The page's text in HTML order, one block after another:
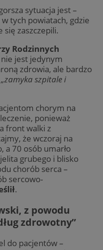
sytuacja jest –
tych powiatach, gdzie
zaszczepili.
Rodzinnych
jest jedynym
zdrowia, ale bardzo
„zamyka szpitale i
chorym na
ponieważ
front walki z
że wczoraj na
a 70 osób umarło
grubego i blisko
chorób serca –
sercowo-
.
z powodu
zdrowotny”
do pacjentów –